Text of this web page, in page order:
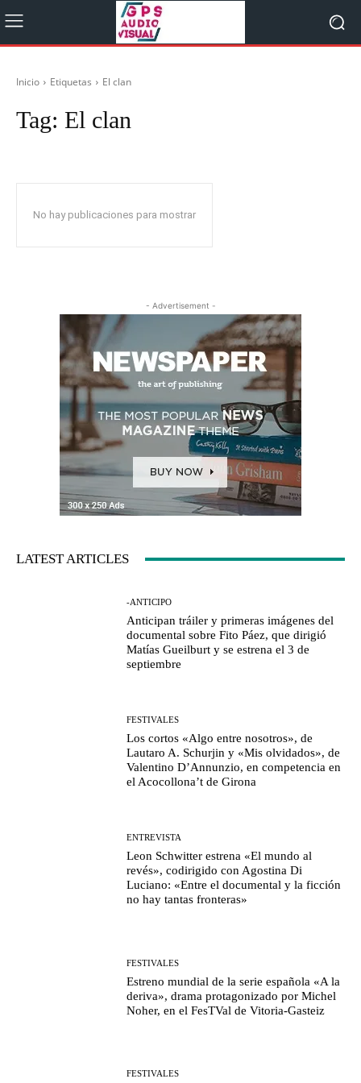
Inicio Etiquetas El clan
Tag: El clan
No hay publicaciones para mostrar
- Advertisement -
LATEST ARTICLES
-ANTICIPO
Anticipan tráiler y primeras imágenes del
documental sobre Fito Páez, que dirigió
Matías Gueilburt y se estrena el 3 de
septiembre
FESTIVALES
Los cortos «Algo entre nosotros», de
Lautaro A. Schurjin y «Mis olvidados», de
Valentino D’Annunzio, en competencia en
el Acocollona’t de Girona
ENTREVISTA
Leon Schwitter estrena «El mundo al
revés», codirigido con Agostina Di
Luciano: «Entre el documental y la ficción
no hay tantas fronteras»
FESTIVALES
Estreno mundial de la serie española «A la
deriva», drama protagonizado por Michel
Noher, en el FesTVal de Vitoria-Gasteiz
FESTIVALES